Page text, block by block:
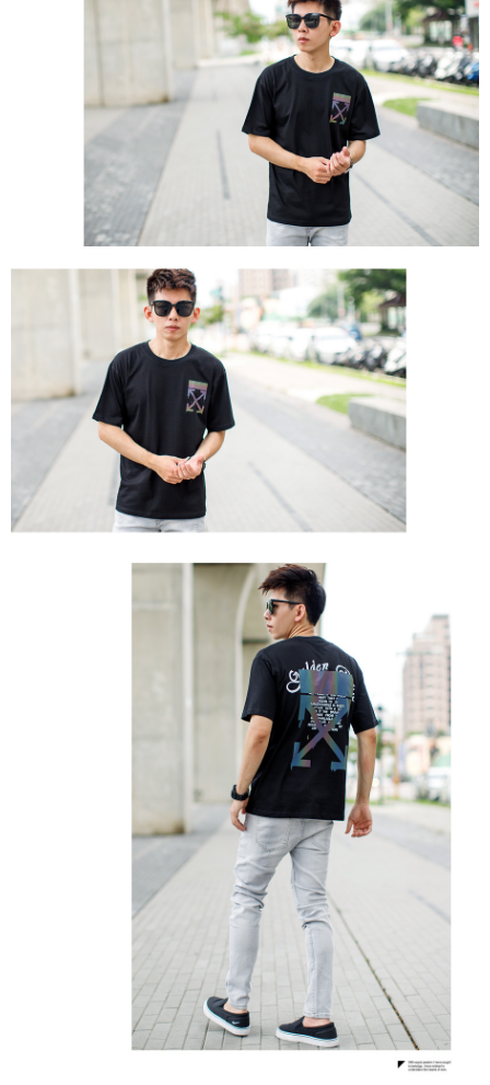
１．於結帳方式選擇「AFTEE先享後付」後，將跳轉至「AFTEE先享後付」
結帳頁面，進行簡訊認證並確認金額後，即可完成結帳。
２．訂單成立數日內，您將收到繳費通知簡訊。
３．收到繳費通知簡訊後14天內，點擊此簡訊中的連結，可透過四大超商／
ATM／網路銀行／等多元方式進行付款，方視為交易完成。
※ 請注意：結帳手續完成當下不需立刻繳費，但若您需要取消訂單，請聯絡
購買商品的店家。未經商家同意取消之訂單仍視為有效，需透過AFTEE先享
※ 交易是否成功請以「AFTEE先享後付 」之結帳頁面顯示為準，若有關於
是否繳費成功／繳費後需取消欲退款等相關疑問，請聯繫「AFTEE先享後付
客戶支援中心」
https://netprotections.freshdesk.com/support/home
【注意事項】
１．透過由恩沛科技股份有限公司提供之「AFTEE先享後付」服務完成之交
易，需依本服務之必要範圍內提供個人資料，並將交易相關給付款項請求債
權轉讓予恩沛科技股份有限公司。
２．關於個人資料處理事宜，請瀏覽以下網址：
https://aftee.tw/terms/#terms3
３．未成年的使用者請事先徵得法定代理人或監護人之同意方可使用
「AFTEE先享後付」，若未經同意申辦者引起之損失，本公司不負相關責
任。
４．使用「AFTEE先享後付」時，將依據個別帳號之用戶狀況，依本公司即
時審查核予不同之上限額度；若仍有額度不足之情形，本公司將視審查結果
請求用戶進行身份認證。
５．嚴禁一人註冊多個帳號或使用他人資訊註冊。若發現惡意使用之情形，
恩沛科技股份有限公司將有權停止該用戶之使用額度並採取法律行動。
每筆NT$80，滿NT$1,800(含以上)免運費
每筆NT$80，滿NT$1,800(含以上)免運費
先付款後7-11取貨
每筆NT$80，滿NT$1,800(含以上)免運費
每筆NT$120，滿NT$3,000(含以上)免運費